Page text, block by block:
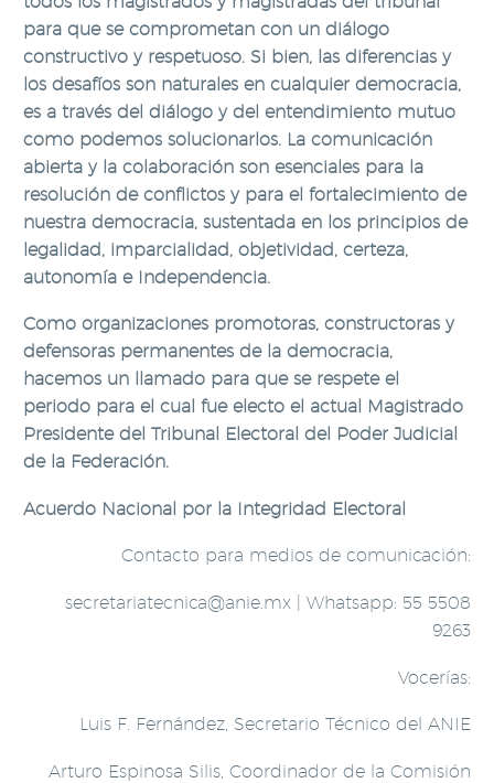
para que se comprometan con un diálogo
constructivo y respetuoso. Si bien, las diferencias y
los desafíos son naturales en cualquier democracia,
es a través del diálogo y del entendimiento mutuo
como podemos solucionarlos. La comunicación
abierta y la colaboración son esenciales para la
resolución de conflictos y para el fortalecimiento de
nuestra democracia, sustentada en los principios de
legalidad, imparcialidad, objetividad, certeza,
autonomía e Independencia.
Como organizaciones promotoras, constructoras y
defensoras permanentes de la democracia,
hacemos un llamado para que se respete el
periodo para el cual fue electo el actual Magistrado
Presidente del Tribunal Electoral del Poder Judicial
de la Federación.
Acuerdo Nacional por la Integridad Electoral
Contacto para medios de comunicación:
secretariatecnica@anie.mx | Whatsapp: 55 5508
9263
Vocerías:
Luis F. Fernández, Secretario Técnico del ANIE
Arturo Espinosa Silis, Coordinador de la Comisión